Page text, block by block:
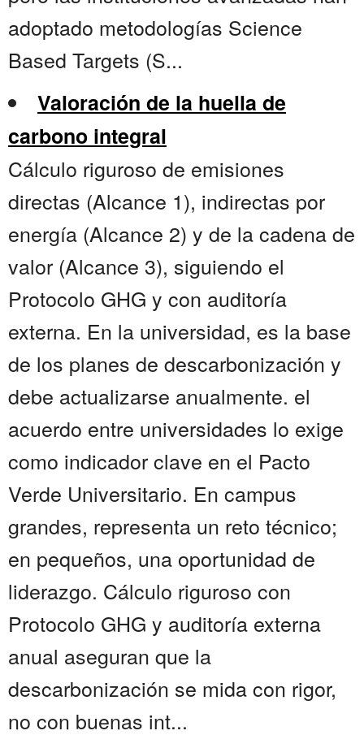
adoptado metodologías Science
Based Targets (S...
Valoración de la huella de
carbono integral
Cálculo riguroso de emisiones
directas (Alcance 1), indirectas por
energía (Alcance 2) y de la cadena de
valor (Alcance 3), siguiendo el
Protocolo GHG y con auditoría
externa. En la universidad, es la base
de los planes de descarbonización y
debe actualizarse anualmente. el
acuerdo entre universidades lo exige
como indicador clave en el Pacto
Verde Universitario. En campus
grandes, representa un reto técnico;
en pequeños, una oportunidad de
liderazgo. Cálculo riguroso con
Protocolo GHG y auditoría externa
anual aseguran que la
descarbonización se mida con rigor,
no con buenas int...